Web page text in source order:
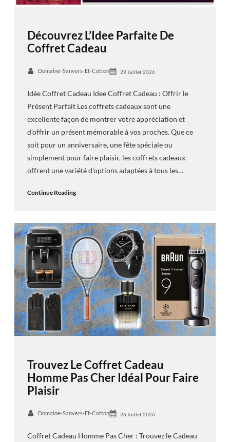
Découvrez L’Idee Parfaite De
Coffret Cadeau
Domaine-Sanvers-Et-Cotton 29 Juillet 2026
Idée Coffret Cadeau Idee Coffret Cadeau : Offrir le
Présent Parfait Les coffrets cadeaux sont une
excellente façon de montrer votre appréciation et
d’offrir un présent mémorable à vos proches. Que ce
soit pour un anniversaire, une fête spéciale ou
simplement pour faire plaisir, les coffrets cadeaux
offrent une variété d’options adaptées à tous les…
Continue Reading
Trouvez Le Coffret Cadeau
Homme Pas Cher Idéal Pour Faire
Plaisir
Domaine-Sanvers-Et-Cotton 26 Juillet 2026
Coffret Cadeau Homme Pas Cher : Trouvez le Cadeau